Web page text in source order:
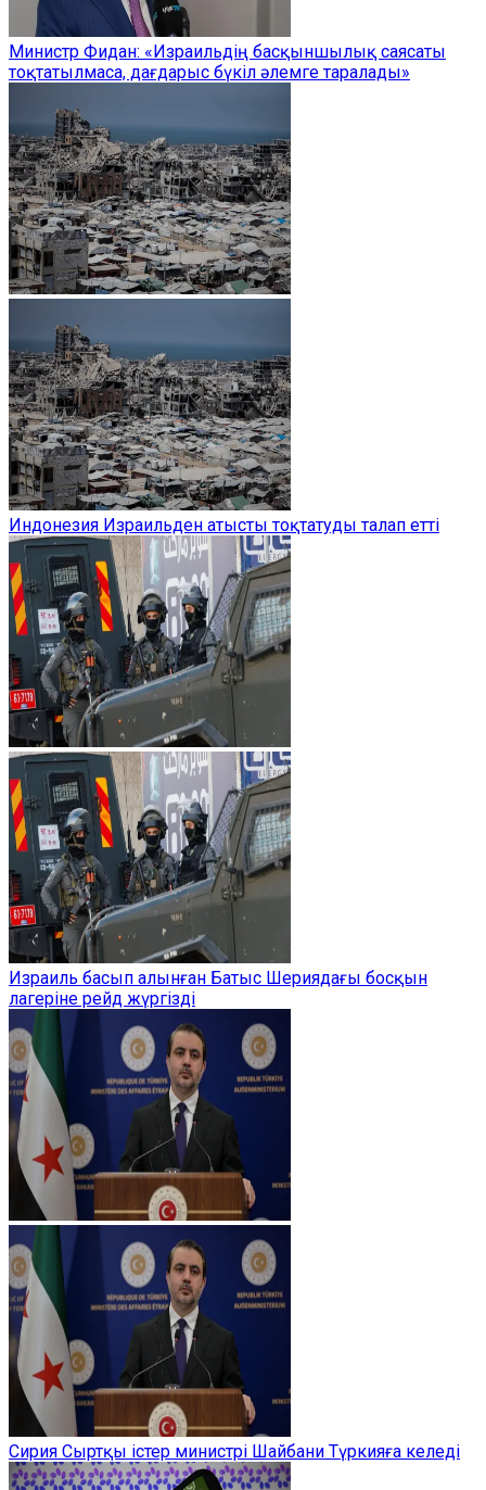
Министр Фидан: «Израильдің басқыншылық саясаты
тоқтатылмаса, дағдарыс бүкіл әлемге таралады»
Индонезия Израильден атысты тоқтатуды талап етті
Израиль басып алынған Батыс Шериядағы босқын
лагеріне рейд жүргізді
Сирия Сыртқы істер министрі Шайбани Түркияға келеді